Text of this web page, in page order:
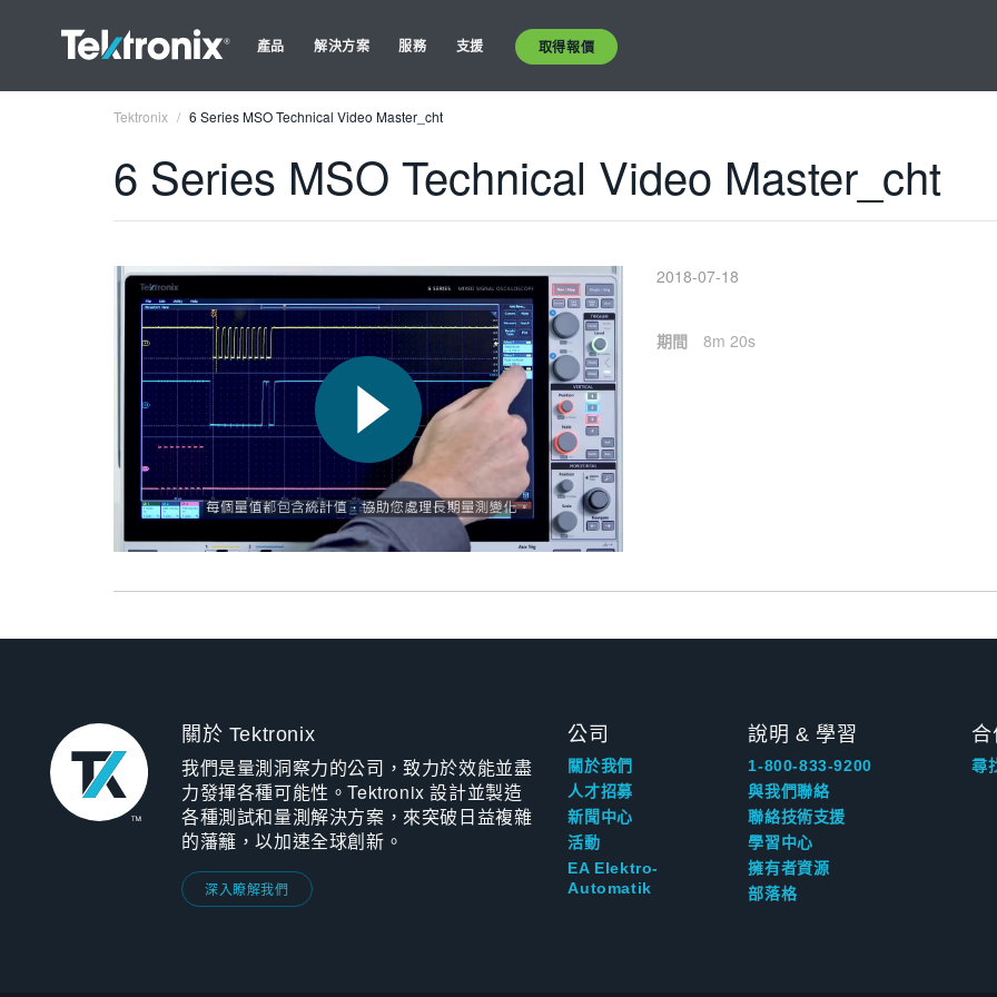
產品 解決方案 服務 支援 取得報價
Tektronix 6 Series MSO Technical Video Master_cht
6 Series MSO Technical Video Master_cht
2018-07-18
期間 8m 20s
關於 Tektronix
我們是量測洞察力的公司，致力於效能並盡
力發揮各種可能性。Tektronix 設計並製造
各種測試和量測解決方案，來突破日益複雜
的藩籬，以加速全球創新。
深入瞭解我們
公司
關於我們
人才招募
新聞中心
活動
EA Elektro-
Automatik
說明 & 學習
1-800-833-9200
與我們聯絡
聯絡技術支援
學習中心
擁有者資源
部落格
合
尋